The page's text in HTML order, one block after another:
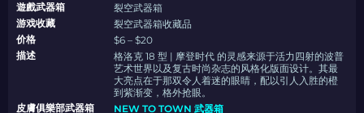
遊戲武器箱
裂空武器箱
游戏收藏
裂空武器箱收藏品
价格
$6 – $20
描述
格洛克 18 型 | 摩登时代 的灵感来源于活力四射的波普
艺术世界以及复古时尚杂志的风格化版面设计。其最
大亮点在于那双令人着迷的眼睛，配以引人入胜的橙
到紫渐变，格外抢眼。
皮膚俱樂部武器箱
NEW TO TOWN 武器箱